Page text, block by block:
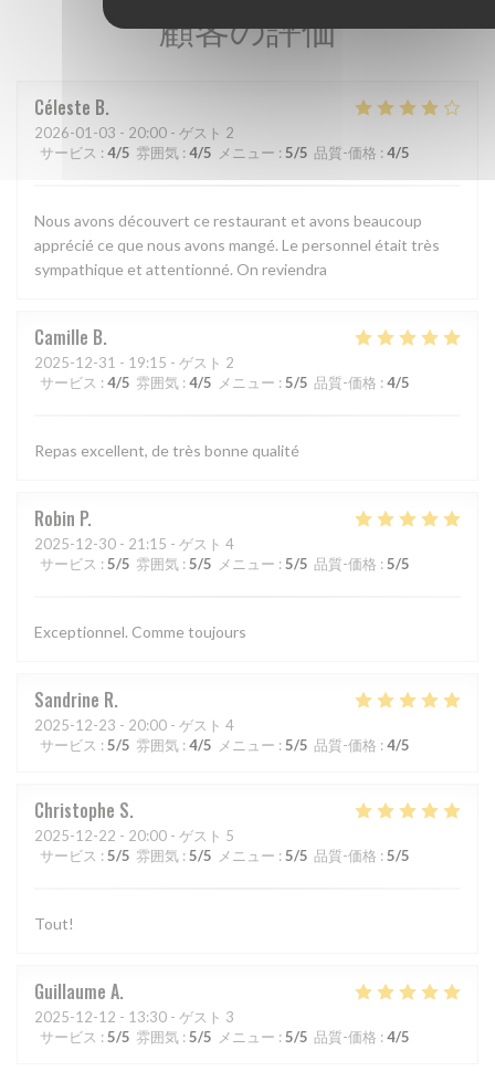
顧客の評価
Céleste B
2026-01-03 - 20:00 - ゲスト 2
サービス : 4/5 雰囲気 : 4/5 メニュー : 5/5 品質-価格 : 4/5
Nous avons découvert ce restaurant et avons beaucoup
apprécié ce que nous avons mangé. Le personnel était très
sympathique et attentionné. On reviendra
Camille B
2025-12-31 - 19:15 - ゲスト 2
サービス : 4/5 雰囲気 : 4/5 メニュー : 5/5 品質-価格 : 4/5
Repas excellent, de très bonne qualité
Robin P
2025-12-30 - 21:15 - ゲスト 4
サービス : 5/5 雰囲気 : 5/5 メニュー : 5/5 品質-価格 : 5/5
Exceptionnel. Comme toujours
Sandrine R
2025-12-23 - 20:00 - ゲスト 4
サービス : 5/5 雰囲気 : 4/5 メニュー : 5/5 品質-価格 : 4/5
Christophe S
2025-12-22 - 20:00 - ゲスト 5
サービス : 5/5 雰囲気 : 5/5 メニュー : 5/5 品質-価格 : 5/5
Tout!
Guillaume A
2025-12-12 - 13:30 - ゲスト 3
サービス : 5/5 雰囲気 : 5/5 メニュー : 5/5 品質-価格 : 4/5